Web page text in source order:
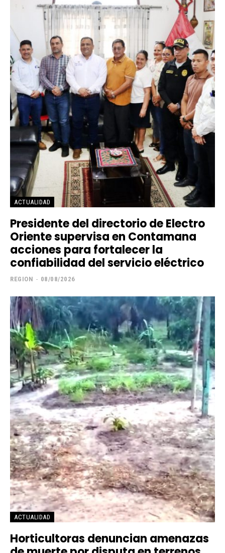
ACTUALIDAD
Presidente del directorio de Electro
Oriente supervisa en Contamana
acciones para fortalecer la
confiabilidad del servicio eléctrico
REGION - 08/08/2026
ACTUALIDAD
Horticultoras denuncian amenazas